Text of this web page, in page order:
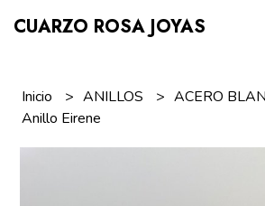
CUARZO ROSA JOYAS
Inicio ANILLOS
ACERO
Anillo Eirene